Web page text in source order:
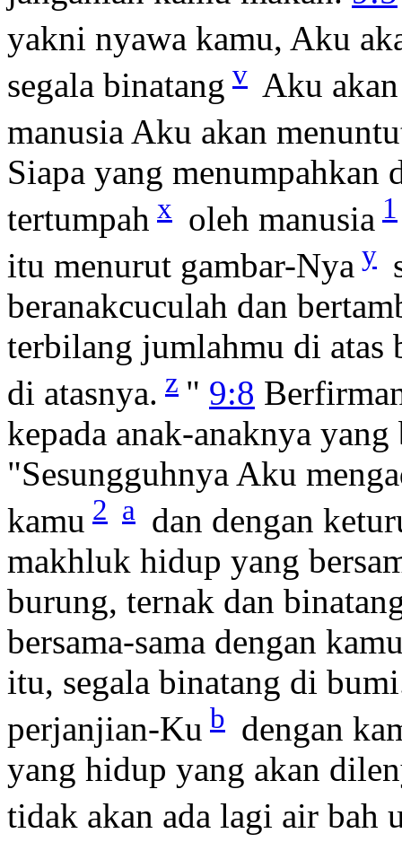
yakni nyawa kamu, Aku
segala binatang v Aku
manusia Aku akan
Siapa yang menumpahkan
tertumpah x oleh manusia 1
itu menurut gambar-Nya y
beranakcuculah dan
terbilang jumlahmu di atas
di atasnya. z " 9:8
kepada anak-anaknya
"Sesungguhnya Aku
kamu 2 a dan dengan
makhluk hidup yang
burung, ternak dan
bersama-sama dengan
itu, segala binatang di
perjanjian-Ku b dengan
yang hidup yang akan
tidak akan ada lagi air bah